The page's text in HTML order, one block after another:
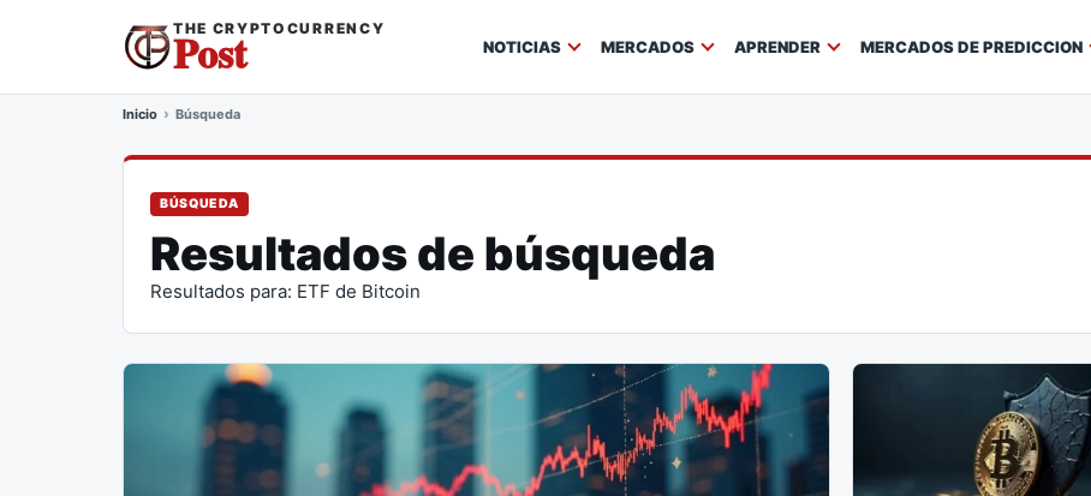
THE CRYPTOCURRENCY
Post NOTICIAS MERCADOS APRENDER MERCADOS DE PREDICCION
Inicio Búsqueda
BÚSQUEDA
Resultados de búsqueda
Resultados para: ETF de Bitcoin